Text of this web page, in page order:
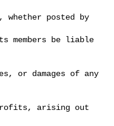
posted by
members be liable
or damages of any
arising out